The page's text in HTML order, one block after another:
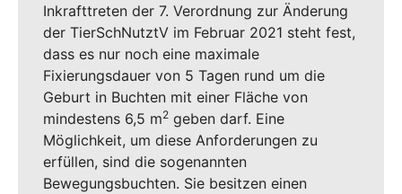
Inkrafttreten der 7. Verordnung zur Änderung
der TierSchNutztV im Februar 2021 steht fest,
dass es nur noch eine maximale
Fixierungsdauer von 5 Tagen rund um die
Geburt in Buchten mit einer Fläche von
mindestens 6,5 m2 geben darf. Eine
Möglichkeit, um diese Anforderungen zu
erfüllen, sind die sogenannten
Bewegungsbuchten. Sie besitzen einen